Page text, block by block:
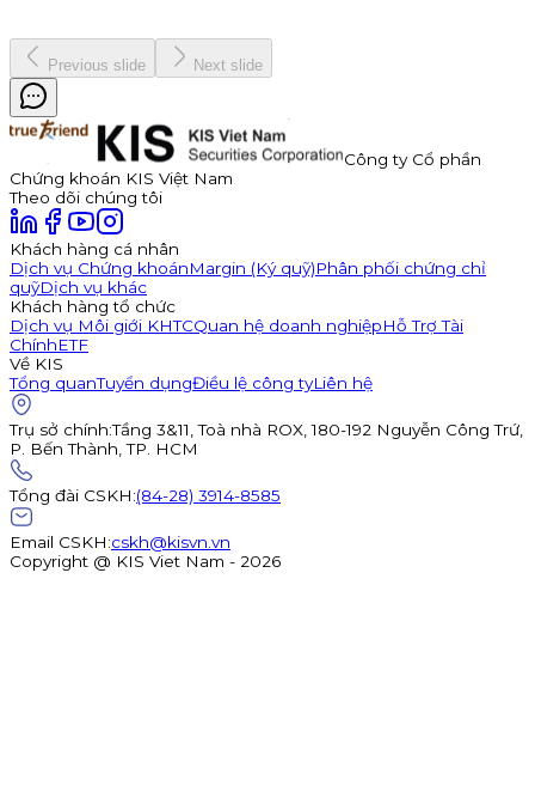
19 tháng 12, 2025
Previous slide Next slide
Công ty Cổ phần
Chứng khoán KIS Việt Nam
Theo dõi chúng tôi
Khách hàng cá nhân
Dịch vụ Chứng khoánMargin (Ký quỹ)Phân phối chứng chỉ
quỹDịch vụ khác
Khách hàng tổ chức
Dịch vụ Môi giới KHTCQuan hệ doanh nghiệpHỗ Trợ Tài
ChínhETF
Về KIS
Tổng quanTuyển dụngĐiều lệ công tyLiên hệ
Trụ sở chính:Tầng 3&11, Toà nhà ROX, 180-192 Nguyễn Công Trứ,
P. Bến Thành, TP. HCM
Tổng đài CSKH:(84-28) 3914-8585
Email CSKH:cskh@kisvn.vn
Copyright @ KIS Viet Nam - 2026